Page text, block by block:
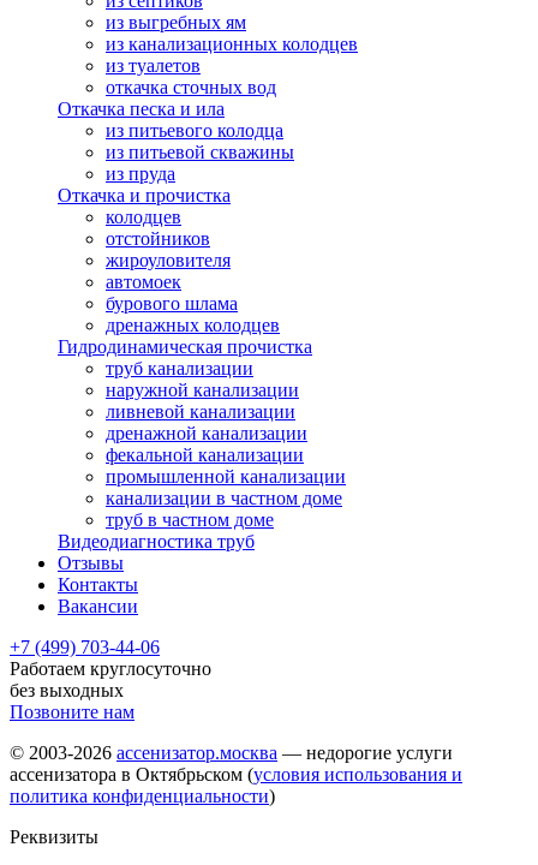
из выгребных ям
из канализационных колодцев
из туалетов
откачка сточных вод
Откачка песка и ила
из питьевого колодца
из питьевой скважины
из пруда
Откачка и прочистка
колодцев
отстойников
жироуловителя
автомоек
бурового шлама
дренажных колодцев
Гидродинамическая прочистка
труб канализации
наружной канализации
ливневой канализации
дренажной канализации
фекальной канализации
промышленной канализации
канализации в частном доме
труб в частном доме
Видеодиагностика труб
Отзывы
Контакты
Вакансии
+7 (499) 703-44-06
Работаем круглосуточно
без выходных
Позвоните нам
© 2003-2026 ассенизатор.москва — недорогие услуги
ассенизатора в Октябрьском (условия использования и
политика конфиденциальности)
Реквизиты